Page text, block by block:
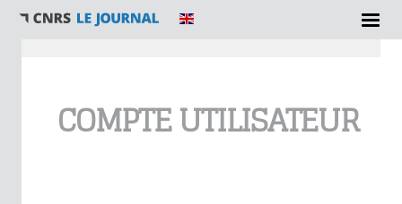
COMPTE UTILISATEUR